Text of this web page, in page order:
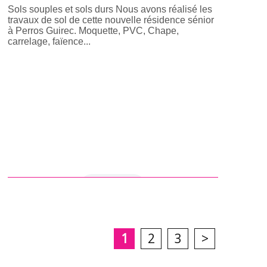
Sols souples et sols durs Nous avons réalisé les
travaux de sol de cette nouvelle résidence sénior
à Perros Guirec. Moquette, PVC, Chape,
carrelage, faïence...
1 2 3 >